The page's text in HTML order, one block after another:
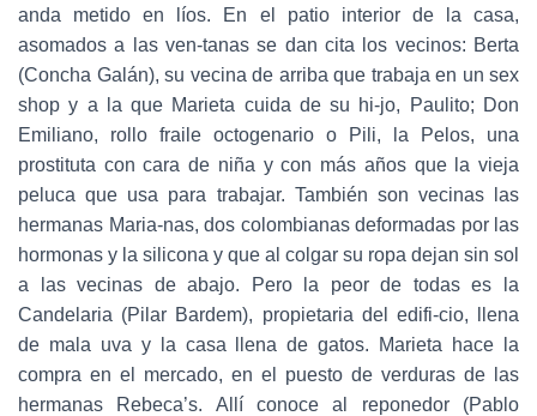
anda metido en líos. En el patio interior de la casa,
asomados a las ven-tanas se dan cita los vecinos: Berta
(Concha Galán), su vecina de arriba que trabaja en un sex
shop y a la que Marieta cuida de su hi-jo, Paulito; Don
Emiliano, rollo fraile octogenario o Pili, la Pelos, una
prostituta con cara de niña y con más años que la vieja
peluca que usa para trabajar. También son vecinas las
hermanas Maria-nas, dos colombianas deformadas por las
hormonas y la silicona y que al colgar su ropa dejan sin sol
a las vecinas de abajo. Pero la peor de todas es la
Candelaria (Pilar Bardem), propietaria del edifi-cio, llena
de mala uva y la casa llena de gatos. Marieta hace la
compra en el mercado, en el puesto de verduras de las
hermanas Rebeca’s. Allí conoce al reponedor (Pablo